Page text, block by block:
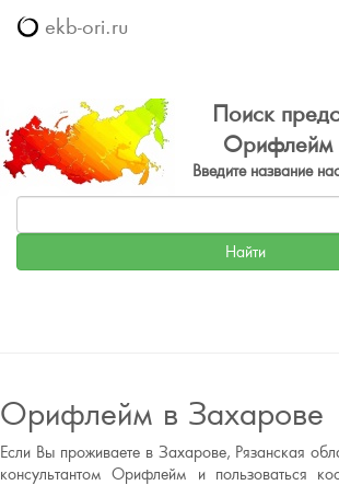
ekb-ori.ru
Поиск
Орифлейм
Введите название
Орифлейм в Захарове
Если Вы проживаете в Захарове, Рязанская
консультантом Орифлейм и пользоваться